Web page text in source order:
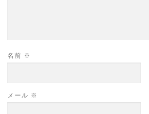
名前 ※
メール ※